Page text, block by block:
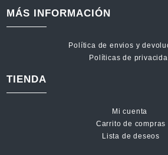
MÁS INFORMACIÓN
Política de envios y
Políticas de
TIENDA
Mi cuenta
Carrito de compras
Lista de deseos